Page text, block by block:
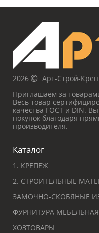
2026
Арт-Строй-Креп
Приглашаем за
Весь товар
качества ГОСТ и DIN.
покупок благодаря
производителя.
Каталог
1. КРЕПЕЖ
2. СТРОИТЕЛЬНЫЕ
ЗАМОЧНО-СКОБЯНЫЕ
ФУРНИТУРА МЕБЕЛЬНАЯ
ХОЗТОВАРЫ